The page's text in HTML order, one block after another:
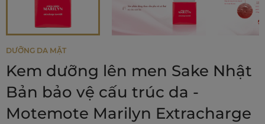
DƯỠNG DA MẶT
Kem dưỡng lên men Sake Nhật
Bản bảo vệ cấu trúc da -
Motemote Marilyn Extracharge